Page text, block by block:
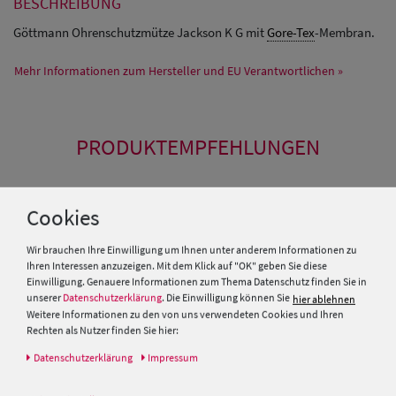
Göttmann Ohrenschutzmütze Jackson K G mit Gore-Tex-Membran.
Mehr Informationen zum Hersteller und EU Verantwortlichen »
PRODUKTEMPFEHLUNGEN
Cookies
Wir brauchen Ihre Einwilligung um Ihnen unter anderem Informationen zu
Ihren Interessen anzuzeigen. Mit dem Klick auf "OK" geben Sie diese
Einwilligung. Genauere Informationen zum Thema Datenschutz finden Sie in
unsererDatenschutzerklärung. Die Einwilligung können Sie hier ablehnen
Weitere Informationen zu den von uns verwendeten Cookies und Ihren
Rechten als Nutzer finden Sie hier:
Daten­schutz­erklärung Impressum